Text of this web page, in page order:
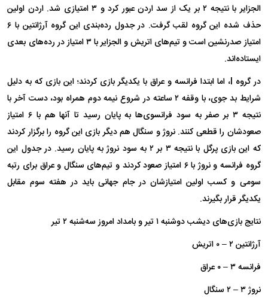
الجزایر با نتیجه ۲ بر یک از سد اردن عبور کرد و ۳ امتیازی شد. اردن اولین
حذف شده این گروه لقب گرفت. در جدول رده‌بندی این گروه آرژانتین با ۶
امتیاز صدرنشین است و تیم‌های اتریش و الجزایر با ۳ امتیاز در رده‌های بعدی
ایستاده‌اند.
در گروه I، اما ابتدا فرانسه و عراق با یکدیگر بازی کردند؛ این بازی که به دلیل
شرایط بد جوی، با وقفه ۲ ساعته در شروع نیمه دوم همراه بود، دست آخر با
نتیجه ۳ بر صفر به سود فرانسوی‌ها به پایان رسید تا آنها هم با ۶ امتیاز
صعودشان را قطعی کنند. نروژ و سنگال هم دیگر بازی این گروه را برگزار کردند
که این بازی پرگل با نتیجه ۳ بر ۲ به سود نروژ به پایان رسید. در جدول این
گروه فرانسه و نروژ با ۶ امتیاز صعود کردند و تیم‌های سنگال و عراق برای رتبه
سومی و کسب اولین امتیازشان در جام جهانی باید در هفته سوم مقابل
یکدیگر قرار بگیرند.
نتایج بازی‌های دیشب دوشنبه ۱ تیر و بامداد امروز سه‌شنبه ۲ تیر
آرژانتین ۲ – ۰ اتریش
فرانسه ۳ – ۰ عراق
نروژ ۳ – ۲ سنگال